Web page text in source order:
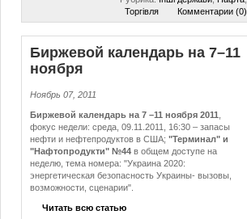
Торгівля
Комментарии (0)
Биржевой календарь на 7–11
ноября
Ноябрь 07, 2011
Биржевой календарь на 7 –11 ноября 2011
фокус недели: среда, 09.11.2011, 16:30 – запасы
нефти и нефтепродуктов в США; "Терминал" и
"Нафтопродукти" №44 в общем доступе на
неделю, тема номера: "Украина 2020:
энергетическая безопасность Украины- вызовы,
возможности, сценарии".
Читать всю статью